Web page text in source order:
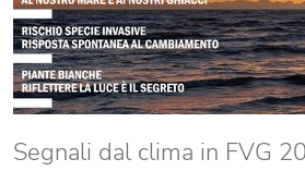
Segnali dal clima in FVG